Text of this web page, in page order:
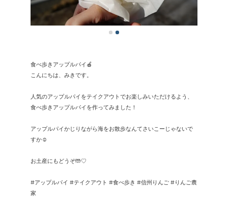
食べ歩きアップルパイ🍎
こんにちは、みきです。
人気のアップルパイをテイクアウトでお楽しみいただけるよう、
食べ歩きアップルパイを作ってみました！
アップルパイかじりながら海をお散歩なんてさいこーじゃないで
すか☺️
お土産にもどうぞ🤲♡
#アップルパイ #テイクアウト #食べ歩き #信州りんご #りんご農
家